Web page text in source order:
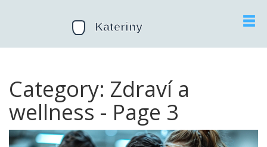
Category: Zdraví a
wellness - Page 3